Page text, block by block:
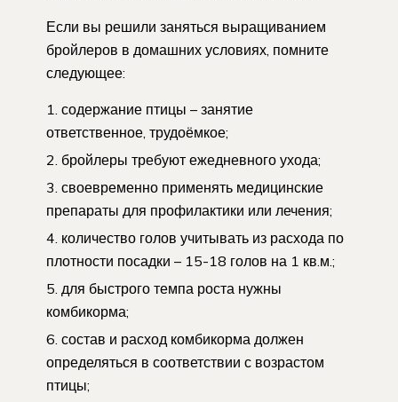
Если вы решили заняться выращиванием
бройлеров в домашних условиях, помните
следующее:
содержание птицы – занятие
ответственное, трудоёмкое;
бройлеры требуют ежедневного ухода;
своевременно применять медицинские
препараты для профилактики или лечения;
количество голов учитывать из расхода по
плотности посадки – 15-18 голов на 1 кв.м.;
для быстрого темпа роста нужны
комбикорма;
состав и расход комбикорма должен
определяться в соответствии с возрастом
птицы;